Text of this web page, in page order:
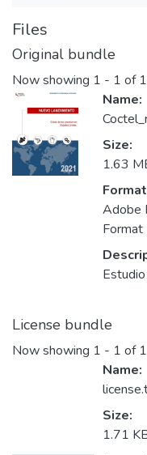
Files
Original bundle
Now showing 1 - 1 of 1
Name:
Size:
1.63
Adobe
Format
Estudio
License bundle
Now showing 1 - 1 of 1
Name:
Size:
1.71